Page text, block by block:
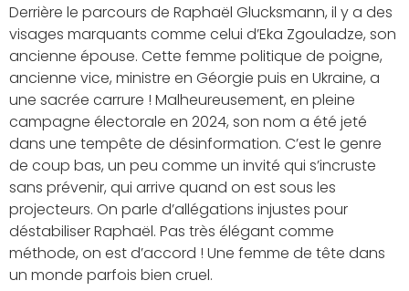
Derrière le parcours de Raphaël Glucksmann, il y a des
visages marquants comme celui d’Eka Zgouladze, son
ancienne épouse. Cette femme politique de poigne,
ancienne vice, ministre en Géorgie puis en Ukraine, a
une sacrée carrure ! Malheureusement, en pleine
campagne électorale en 2024, son nom a été jeté
dans une tempête de désinformation. C’est le genre
de coup bas, un peu comme un invité qui s’incruste
sans prévenir, qui arrive quand on est sous les
projecteurs. On parle d’allégations injustes pour
déstabiliser Raphaël. Pas très élégant comme
méthode, on est d’accord ! Une femme de tête dans
un monde parfois bien cruel.